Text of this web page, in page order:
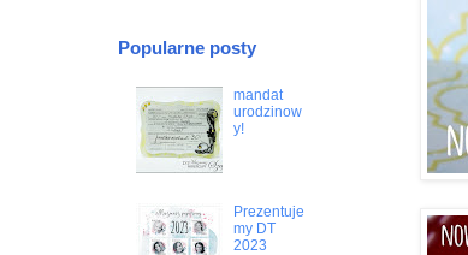
Popularne posty
mandat
urodzinow
y!
Prezentuje
my DT
2023